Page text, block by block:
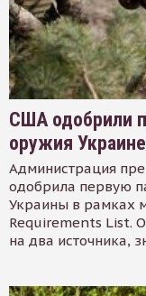
США одобрили
оружия
Администрация
одобрила первую
Украины в рамках
Requirements List.
на два источника,